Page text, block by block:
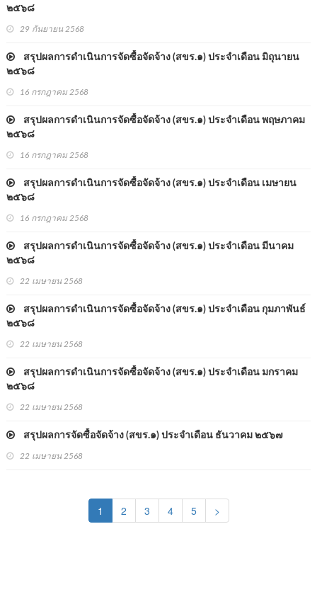
๒๕๖๘
29 กันยายน 2568
สรุปผลการดำเนินการจัดซื้อจัดจ้าง (สขร.๑) ประจำเดือน มิถุนายน
๒๕๖๘
16 กรกฎาคม 2568
สรุปผลการดำเนินการจัดซื้อจัดจ้าง (สขร.๑) ประจำเดือน พฤษภาคม
๒๕๖๘
16 กรกฎาคม 2568
สรุปผลการดำเนินการจัดซื้อจัดจ้าง (สขร.๑) ประจำเดือน เมษายน
๒๕๖๘
16 กรกฎาคม 2568
สรุปผลการดำเนินการจัดซื้อจัดจ้าง (สขร.๑) ประจำเดือน มีนาคม
๒๕๖๘
22 เมษายน 2568
สรุปผลการดำเนินการจัดซื้อจัดจ้าง (สขร.๑) ประจำเดือน กุมภาพันธ์
๒๕๖๘
22 เมษายน 2568
สรุปผลการดำเนินการจัดซื้อจัดจ้าง (สขร.๑) ประจำเดือน มกราคม
๒๕๖๘
22 เมษายน 2568
สรุปผลการจัดซื้อจัดจ้าง (สขร.๑) ประจำเดือน ธันวาคม ๒๕๖๗
22 เมษายน 2568
1 (current)
2 3 4 5 >